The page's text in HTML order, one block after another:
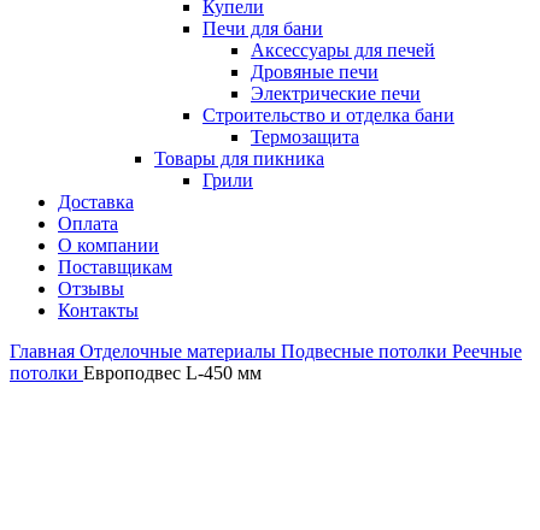
Купели
Печи для бани
Аксессуары для печей
Дровяные печи
Электрические печи
Строительство и отделка бани
Термозащита
Товары для пикника
Грили
Доставка
Оплата
О компании
Поставщикам
Отзывы
Контакты
Главная Отделочные материалы Подвесные потолки Реечные
потолки Европодвес L-450 мм